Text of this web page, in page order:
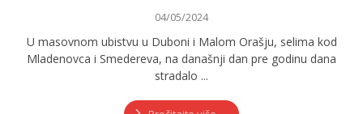
04/05/2024
U masovnom ubistvu u Duboni i Malom Orašju, selima kod
Mladenovca i Smedereva, na današnji dan pre godinu dana
stradalo ...